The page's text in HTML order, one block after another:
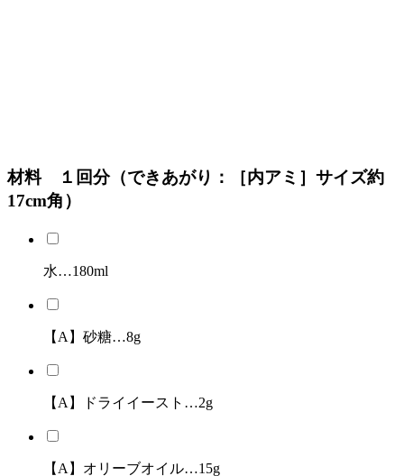
材料 １回分（できあがり：［内アミ］サイズ約
17cm角）
水…180ml
【A】砂糖…8g
【A】ドライイースト…2g
【A】オリーブオイル…15g